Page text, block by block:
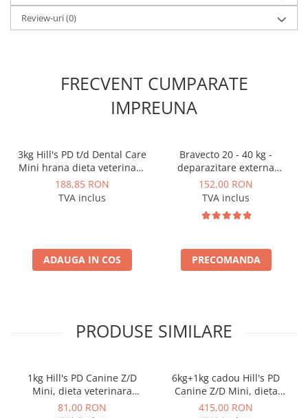
Review-uri(0)
FRECVENT CUMPARATE
IMPREUNA
3kg Hill's PD t/d Dental Care
Mini hrana dieta veterinara
pentru caini
188,85 RON
TVA inclus
ADAUGA IN COS
Bravecto 20 - 40 kg -
deparazitare externa
pentru caini
152,00 RON
TVA inclus
PRECOMANDA
PRODUSE SIMILARE
1kg Hill's PD Canine Z/D
Mini, dieta veterinara
pentru caini cu probleme
81,00 RON
6kg+1kg cadou Hill's PD
Canine Z/D Mini, dieta
veterinara pentru caini cu
415,00 RON